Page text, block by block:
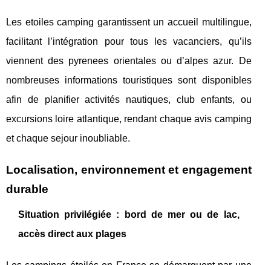
Les etoiles camping garantissent un accueil multilingue,
facilitant l’intégration pour tous les vacanciers, qu’ils
viennent des pyrenees orientales ou d’alpes azur. De
nombreuses informations touristiques sont disponibles
afin de planifier activités nautiques, club enfants, ou
excursions loire atlantique, rendant chaque avis camping
et chaque sejour inoubliable.
Localisation, environnement et engagement
durable
Situation privilégiée : bord de mer ou de lac,
accès direct aux plages